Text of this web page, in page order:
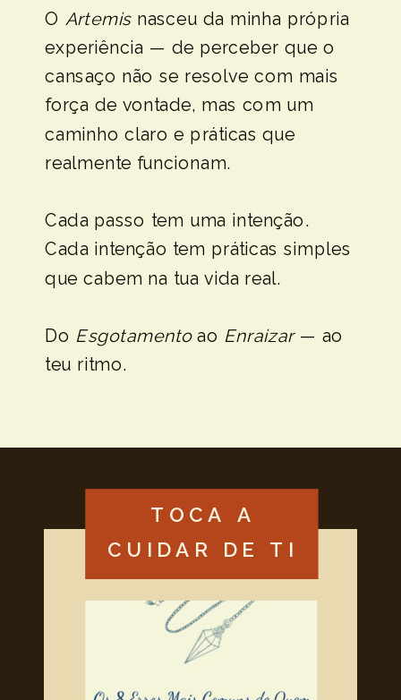
O Artemisnasceu da minha própria
experiência — de perceber que o
cansaço não se resolve com mais
força de vontade, mas com um
caminho claro e práticas que
realmente funcionam.
Cada passo tem uma intenção.
Cada intenção tem práticas simples
que cabem na tua vida real.
Do Esgotamentoao Enraizar— ao
teu ritmo.
TOCA A
CUIDAR DE TI